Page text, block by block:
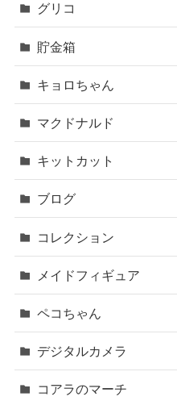
グリコ
貯金箱
キョロちゃん
マクドナルド
キットカット
ブログ
コレクション
メイドフィギュア
ペコちゃん
デジタルカメラ
コアラのマーチ